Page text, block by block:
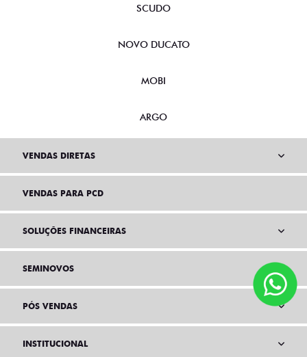
SCUDO
NOVO DUCATO
MOBI
ARGO
VENDAS DIRETAS
VENDAS PARA PCD
SOLUÇÕES FINANCEIRAS
SEMINOVOS
PÓS VENDAS
INSTITUCIONAL